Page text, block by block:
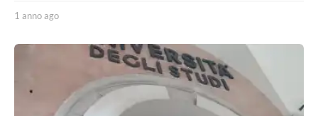
1 anno ago
n
o